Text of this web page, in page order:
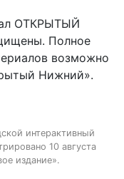
ОТКРЫТЫЙ
Полное
возможно
Нижний».
интерактивный
10 августа
издание».